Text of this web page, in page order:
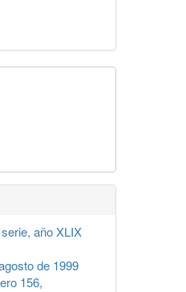
año XLIX
de 1999
156,